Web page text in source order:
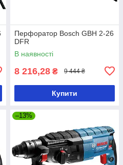
Перфоратор Bosch GBH 2-26
DFR
В наявності
8 216,28 ₴ 9 444 ₴
Купити
–13%